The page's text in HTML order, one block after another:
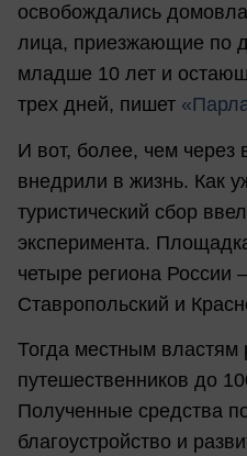
освобождались
лица, приезжающие по
младше 10 лет и
трех дней, пишет
И вот, более, чем через
внедрили в жизнь. Как
туристический сбор
эксперимента.
четыре региона России
Ставропольский и
Тогда местным властям
путешественников до
Полученные средства
благоустройство и